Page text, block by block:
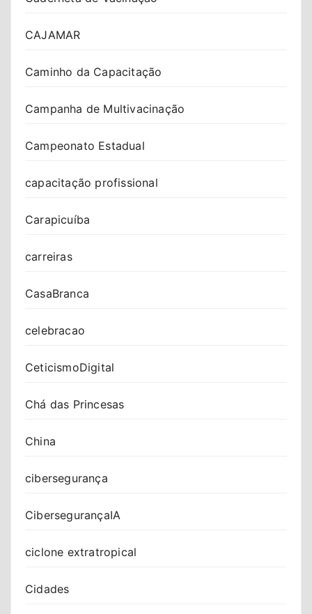
CAJAMAR
Caminho da Capacitação
Campanha de Multivacinação
Campeonato Estadual
capacitação profissional
Carapicuíba
carreiras
CasaBranca
celebracao
CeticismoDigital
Chá das Princesas
China
cibersegurança
CibersegurançaIA
ciclone extratropical
Cidades